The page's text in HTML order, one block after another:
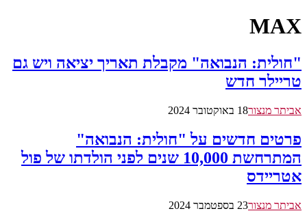
MAX
"חולית: הנבואה" מקבלת תאריך יציאה ויש גם
טריילר חדש
אביתר מנצור18 באוקטובר 2024
פרטים חדשים על "חולית: הנבואה"
המתרחשת 10,000 שנים לפני הולדתו של פול
אטריידס
אביתר מנצור23 בספטמבר 2024